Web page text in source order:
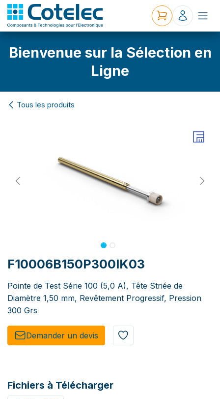
Bienvenue sur la Sélection en
Ligne
Tous les produits
F10006B150P300IK03
Pointe de Test Série 100 (5,0 A), Tête Striée de
Diamètre 1,50 mm, Revêtement Progressif, Pression
300 Grs
Demander un de​​vis​​
Fichiers à Télécharger